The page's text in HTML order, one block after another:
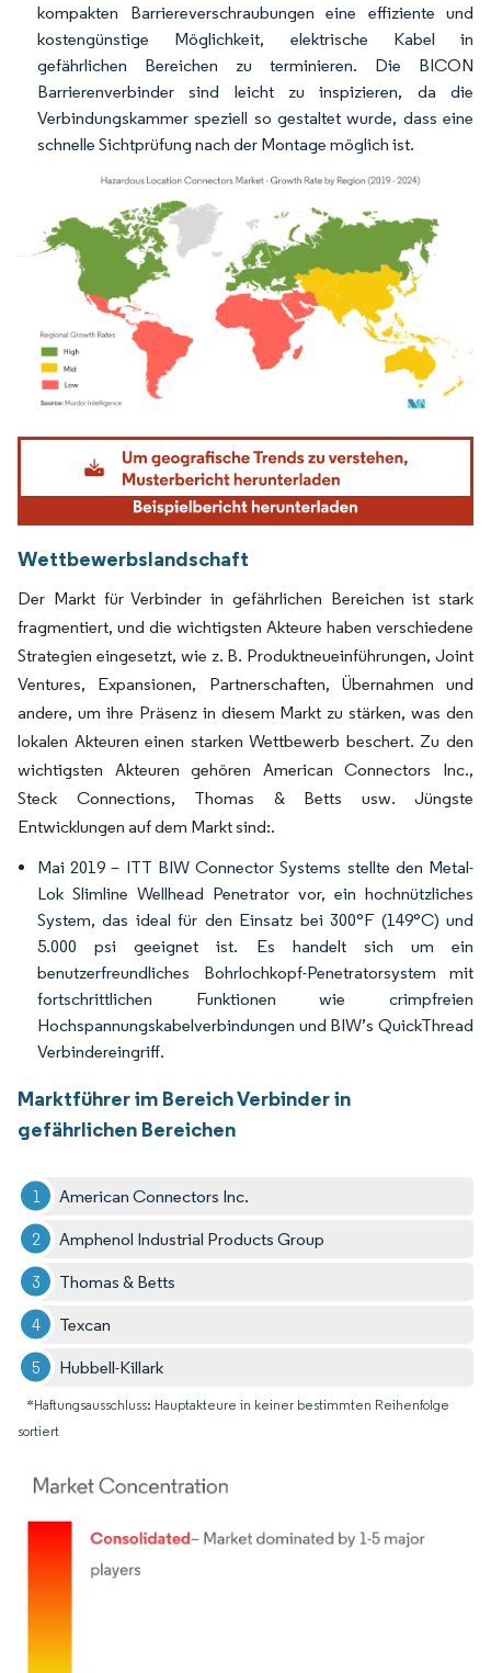
kompakten Barriereverschraubungen eine effiziente und
kostengünstige Möglichkeit, elektrische Kabel in
gefährlichen Bereichen zu terminieren. Die BICON
Barrierenverbinder sind leicht zu inspizieren, da die
Verbindungskammer speziell so gestaltet wurde, dass eine
schnelle Sichtprüfung nach der Montage möglich ist.
Bild © Mordor Intelligence. Wiederverwendung erfordert Namensnennung gemäß
Wettbewerbslandschaft
Der Markt für Verbinder in gefährlichen Bereichen ist stark
fragmentiert, und die wichtigsten Akteure haben verschiedene
Strategien eingesetzt, wie z. B. Produktneueinführungen, Joint
Ventures, Expansionen, Partnerschaften, Übernahmen und
andere, um ihre Präsenz in diesem Markt zu stärken, was den
lokalen Akteuren einen starken Wettbewerb beschert. Zu den
wichtigsten Akteuren gehören American Connectors Inc.,
Steck Connections, Thomas & Betts usw. Jüngste
Entwicklungen auf dem Markt sind:.
Mai 2019 – ITT BIW Connector Systems stellte den Metal-
Lok Slimline Wellhead Penetrator vor, ein hochnützliches
System, das ideal für den Einsatz bei 300°F (149°C) und
5.000 psi geeignet ist. Es handelt sich um ein
benutzerfreundliches Bohrlochkopf-Penetratorsystem mit
fortschrittlichen Funktionen wie crimpfreien
Hochspannungskabelverbindungen und BIW’s QuickThread
Verbindereingriff.
Marktführer im Bereich Verbinder in
gefährlichen Bereichen
American Connectors Inc.
Amphenol Industrial Products Group
Thomas & Betts
Texcan
Hubbell-Killark
*Haftungsausschluss: Hauptakteure in keiner bestimmten Reihenfolge
sortiert